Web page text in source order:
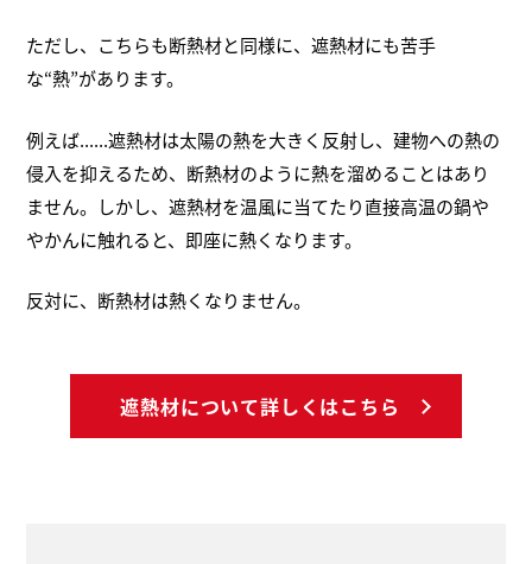
ただし、こちらも断熱材と同様に、遮熱材にも苦手
な“熱”があります。
例えば......遮熱材は太陽の熱を大きく反射し、建物への熱の
侵入を抑えるため、断熱材のように熱を溜めることはあり
ません。しかし、遮熱材を温風に当てたり直接高温の鍋や
やかんに触れると、即座に熱くなります。
反対に、断熱材は熱くなりません。
遮熱材について詳しくはこちら